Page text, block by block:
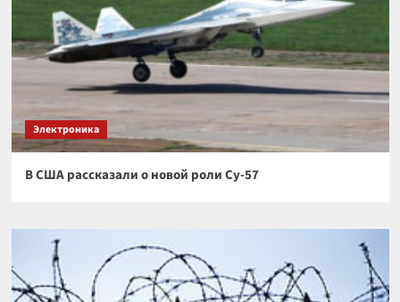
Электроника
В США рассказали о новой роли Су-57